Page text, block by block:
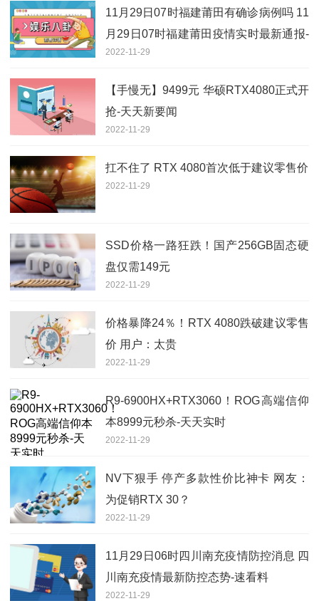
11月29日07时福建莆田有确诊病例吗 11
月29日07时福建莆田疫情实时最新通报-
每日快讯
2022-11-29
【手慢无】9499元 华硕RTX4080正式开
抢-天天新要闻
2022-11-29
扛不住了 RTX 4080首次低于建议零售价
2022-11-29
SSD价格一路狂跌！国产256GB固态硬
盘仅需149元
2022-11-29
价格暴降24％！RTX 4080跌破建议零售
价 用户：太贵
2022-11-29
R9-6900HX+RTX3060！ROG高端信仰
本8999元秒杀-天天实时
2022-11-29
NV下狠手 停产多款性价比神卡 网友：
为促销RTX 30？
2022-11-29
11月29日06时四川南充疫情防控消息 四
川南充疫情最新防控态势-速看料
2022-11-29